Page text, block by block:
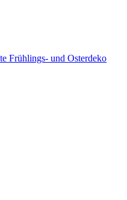
Frühlings- und Osterdeko